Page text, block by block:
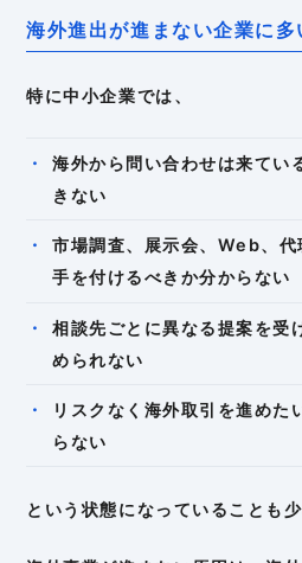
海外進出が進まない企業に多
特に中小企業では、
海外から問い合わせは来てい
きない
市場調査、展示会、Web、代
手を付けるべきか分からない
相談先ごとに異なる提案を受
められない
リスクなく海外取引を進めた
らない
という状態になっていることも